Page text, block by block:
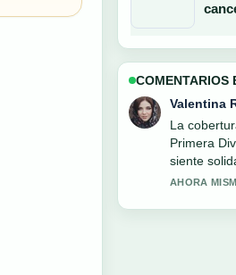
COMENTARIOS
Andres
Muy buen
Vuelos
Aerolíneas
deberian